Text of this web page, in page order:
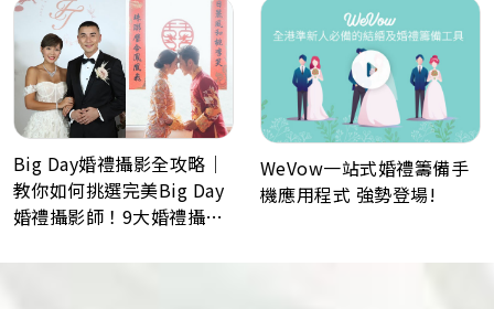
Big Day婚禮攝影全攻略｜
教你如何挑選完美Big Day
婚禮攝影師！9大婚禮攝影
WeVow一站式婚禮籌備手
機應用程式 強勢登場!